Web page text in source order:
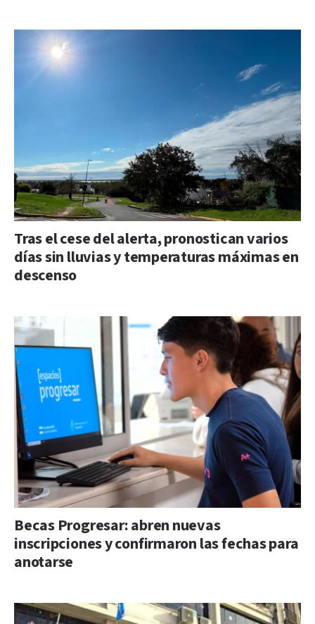
Tras el cese del alerta, pronostican varios
días sin lluvias y temperaturas máximas en
descenso
Becas Progresar: abren nuevas
inscripciones y confirmaron las fechas para
anotarse